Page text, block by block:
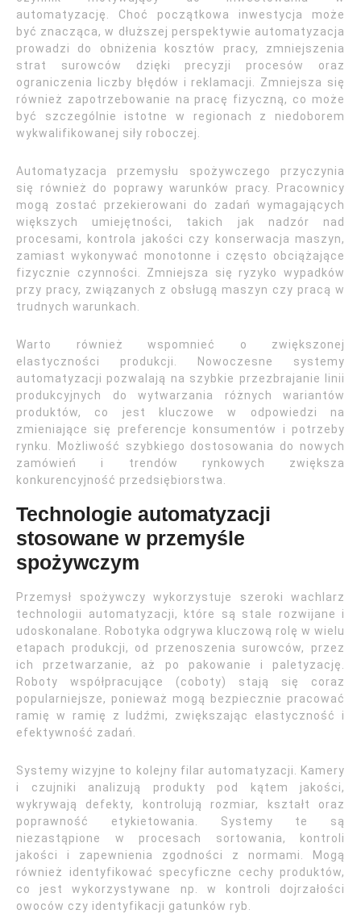
automatyzację. Choć początkowa inwestycja może
być znacząca, w dłuższej perspektywie automatyzacja
prowadzi do obniżenia kosztów pracy, zmniejszenia
strat surowców dzięki precyzji procesów oraz
ograniczenia liczby błędów i reklamacji. Zmniejsza się
również zapotrzebowanie na pracę fizyczną, co może
być szczególnie istotne w regionach z niedoborem
wykwalifikowanej siły roboczej.
Automatyzacja przemysłu spożywczego przyczynia
się również do poprawy warunków pracy. Pracownicy
mogą zostać przekierowani do zadań wymagających
większych umiejętności, takich jak nadzór nad
procesami, kontrola jakości czy konserwacja maszyn,
zamiast wykonywać monotonne i często obciążające
fizycznie czynności. Zmniejsza się ryzyko wypadków
przy pracy, związanych z obsługą maszyn czy pracą w
trudnych warunkach.
Warto również wspomnieć o zwiększonej
elastyczności produkcji. Nowoczesne systemy
automatyzacji pozwalają na szybkie przezbrajanie linii
produkcyjnych do wytwarzania różnych wariantów
produktów, co jest kluczowe w odpowiedzi na
zmieniające się preferencje konsumentów i potrzeby
rynku. Możliwość szybkiego dostosowania do nowych
zamówień i trendów rynkowych zwiększa
konkurencyjność przedsiębiorstwa.
Technologie automatyzacji
stosowane w przemyśle
spożywczym
Przemysł spożywczy wykorzystuje szeroki wachlarz
technologii automatyzacji, które są stale rozwijane i
udoskonalane. Robotyka odgrywa kluczową rolę w wielu
etapach produkcji, od przenoszenia surowców, przez
ich przetwarzanie, aż po pakowanie i paletyzację.
Roboty współpracujące (coboty) stają się coraz
popularniejsze, ponieważ mogą bezpiecznie pracować
ramię w ramię z ludźmi, zwiększając elastyczność i
efektywność zadań.
Systemy wizyjne to kolejny filar automatyzacji. Kamery
i czujniki analizują produkty pod kątem jakości,
wykrywają defekty, kontrolują rozmiar, kształt oraz
poprawność etykietowania. Systemy te są
niezastąpione w procesach sortowania, kontroli
jakości i zapewnienia zgodności z normami. Mogą
również identyfikować specyficzne cechy produktów,
co jest wykorzystywane np. w kontroli dojrzałości
owoców czy identyfikacji gatunków ryb.